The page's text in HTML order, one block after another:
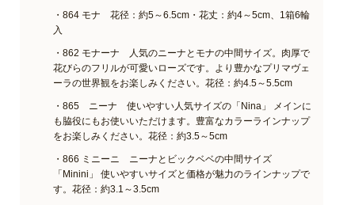
・864 モナ 花径：約5～6.5cm・花丈：約4～5cm、1箱6輪
入
・862 モナーナ 人気のニーナとモナの中間サイズ。肉厚で
花びらのフリルが可愛いローズです。より豊かなプリマヴェ
ーラの世界観をお楽しみください。花径：約4.5～5.5cm
・865 ニーナ 使いやすい人気サイズの「Nina」 メインに
も脇役にもお使いいただけます。豊富なカラーラインナップ
をお楽しみください。花径：約3.5～5cm
・866 ミニーニ ニーナとビックベベの中間サイズ
「Minini」 使いやすいサイズと価格が魅力のラインナップで
す。花径：約3.1～3.5cm